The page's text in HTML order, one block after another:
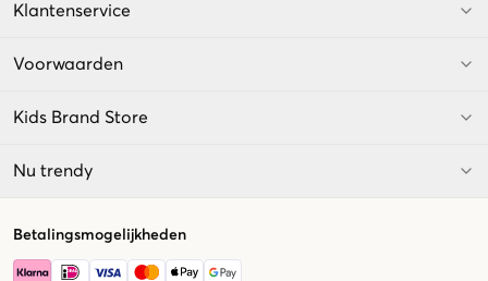
Klantenservice
Voorwaarden
Kids Brand Store
Nu trendy
Betalingsmogelijkheden